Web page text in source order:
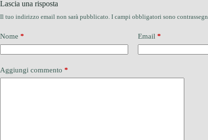
Lascia una risposta
Il tuo indirizzo email non sarà pubblicato. I campi obbligatori sono
Nome * Email *
Aggiungi commento *